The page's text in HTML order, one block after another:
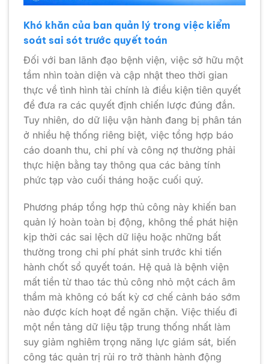
Khó khăn của ban quản lý trong việc kiểm
soát sai sót trước quyết toán
Đối với ban lãnh đạo bệnh viện, việc sở hữu một
tầm nhìn toàn diện và cập nhật theo thời gian
thực về tình hình tài chính là điều kiện tiên quyết
để đưa ra các quyết định chiến lược đúng đắn.
Tuy nhiên, do dữ liệu vận hành đang bị phân tán
ở nhiều hệ thống riêng biệt, việc tổng hợp báo
cáo doanh thu, chi phí và công nợ thường phải
thực hiện bằng tay thông qua các bảng tính
phức tạp vào cuối tháng hoặc cuối quý.
Phương pháp tổng hợp thủ công này khiến ban
quản lý hoàn toàn bị động, không thể phát hiện
kịp thời các sai lệch dữ liệu hoặc những bất
thường trong chi phí phát sinh trước khi tiến
hành chốt sổ quyết toán. Hệ quả là bệnh viện
mất tiền từ thao tác thủ công nhỏ một cách âm
thầm mà không có bất kỳ cơ chế cảnh báo sớm
nào được kích hoạt để ngăn chặn. Việc thiếu đi
một nền tảng dữ liệu tập trung thống nhất làm
suy giảm nghiêm trọng năng lực giám sát, biến
công tác quản trị rủi ro trở thành hành động